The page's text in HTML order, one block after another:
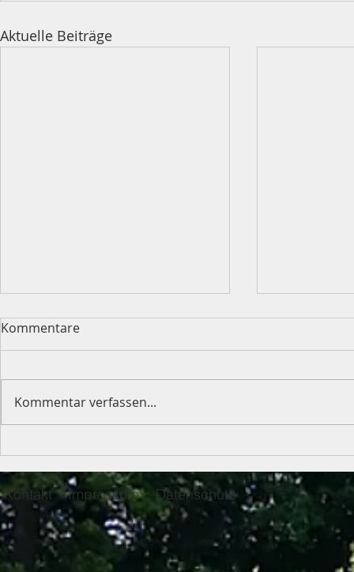
Aktuelle Beiträge
2026
Kommentare
Kommentar verfassen...
Kontakt Impressum Datenschutz